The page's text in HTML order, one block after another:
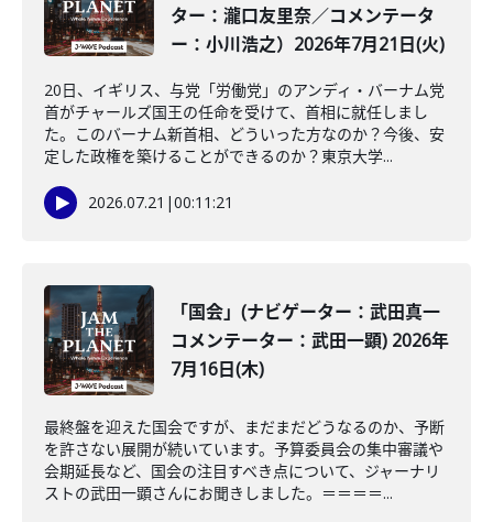
ター：瀧口友里奈／コメンテータ
ー：小川浩之）2026年7月21日(火)
20日、イギリス、与党「労働党」のアンディ・バーナム党
首がチャールズ国王の任命を受けて、首相に就任しまし
た。このバーナム新首相、どういった方なのか？今後、安
定した政権を築けることができるのか？東京大学...
2026.07.21 |00:11:21
「国会」(ナビゲーター：武田真一
コメンテーター：武田一顕) 2026年
7月16日(木)
最終盤を迎えた国会ですが、まだまだどうなるのか、予断
を許さない展開が続いています。予算委員会の集中審議や
会期延長など、国会の注目すべき点について、ジャーナリ
ストの武田一顕さんにお聞きしました。＝＝＝＝...